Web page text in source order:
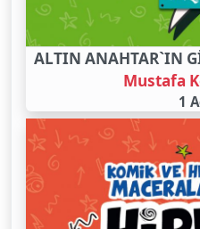
ALTIN ANAHTAR`IN
Mustafa
1